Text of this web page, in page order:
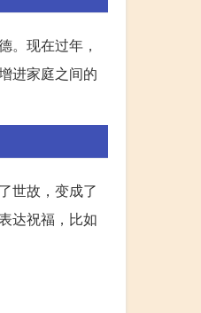
。现在过年，
进家庭之间的
世故，变成了
达祝福，比如